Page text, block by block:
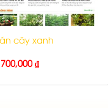
cây xanh
700,000₫